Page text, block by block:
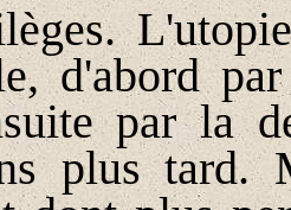
d'abord
par la
plus tard.